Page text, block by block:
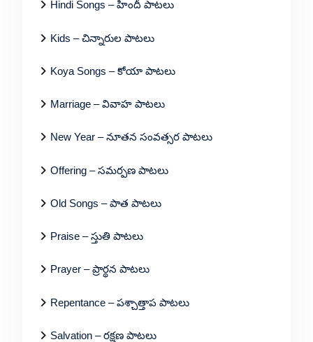
Hindi Songs – హిందీ పాటలు
Kids – చిన్నారుల పాటలు
Koya Songs – కోయా పాటలు
Marriage – వివాహ పాటలు
New Year – నూతన సంవత్సర పాటలు
Offering – సమర్పణ పాటలు
Old Songs – పాత పాటలు
Praise – స్తుతి పాటలు
Prayer – ప్రార్థన పాటలు
Repentance – పశ్చాత్తాప పాటలు
Salvation – రక్షణ పాటలు